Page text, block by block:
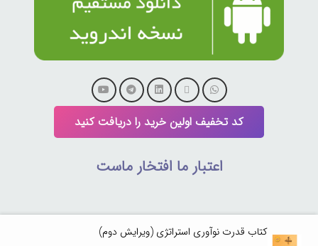
کد تخفیف اولین خرید را دریافت کنید
اعتبار ما افتخار ماست
کتاب قدرت نوآوری استراتژی (ویرایش دوم)